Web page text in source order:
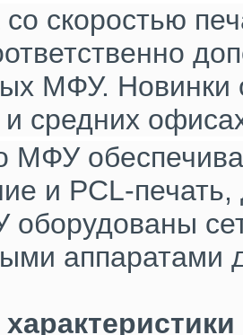
со скоростью
МФУ. Новинки
средних
МФУ
и PCL-
аппаратами